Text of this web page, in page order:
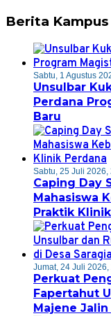
Berita Kampus
Sabtu, 1 Agustus
Unsulbar
Perdana
Baru
Sabtu, 25 Juli 2026,
Caping Day
Mahasiswa
Praktik
Jumat, 24 Juli 2026,
Perkuat
Fapertahut
Majene